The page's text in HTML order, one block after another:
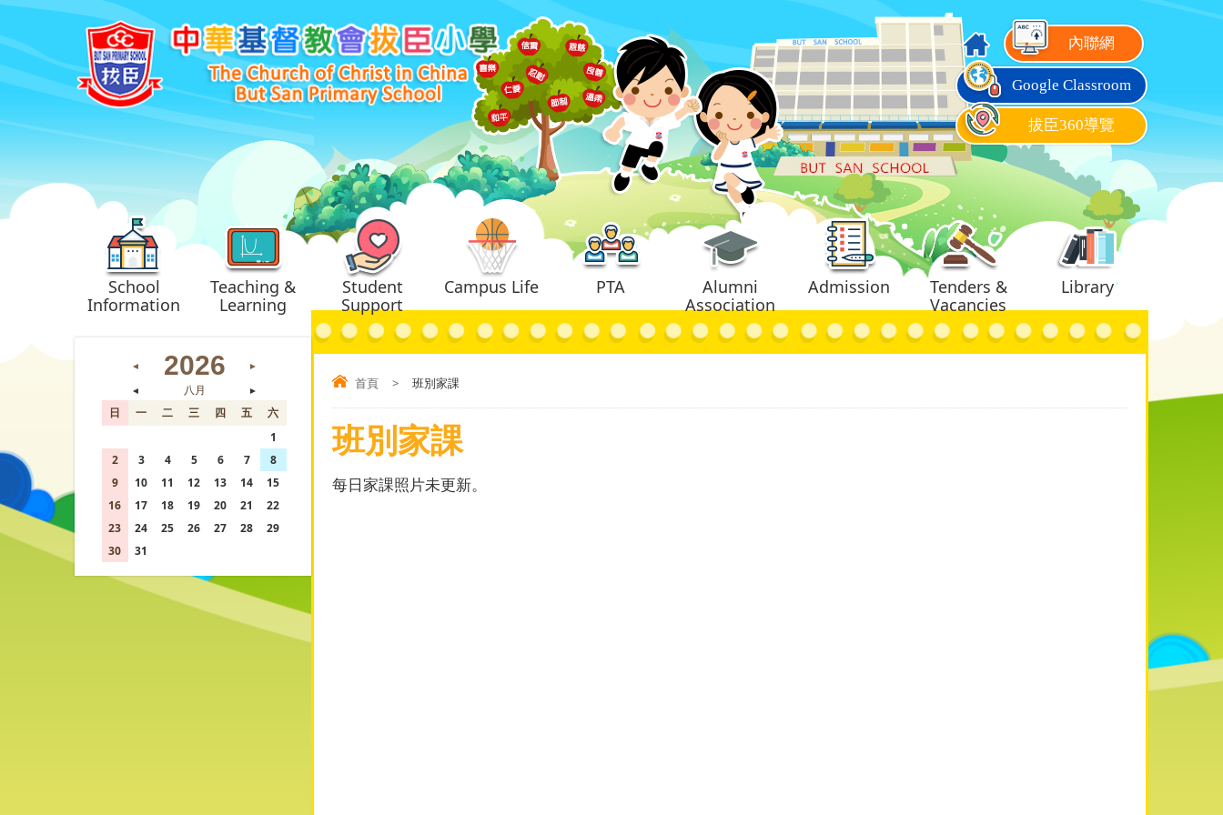
內聯網
Google Classroom
拔臣360導覽
School
Information
Teaching &
Learning
Student
Support
Campus Life PTA
Alumni
Association
Admission
Tenders &
Vacancies
Library
首頁 > 班別家課
班別家課
每日家課照片未更新。
◄ 2026
►
◄
八月 ►
日 一 二 三 四 五
六
1
2
3 4 5 6 7
8
9
10 11 12 13 14
15
16
17 18 19 20 21
22
23
24 25 26 27 28
29
30
31